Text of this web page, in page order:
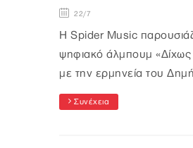
22/7
Η Spider Music
ψηφιακό άλμπουμ
με την ερμηνεία του
Συνέχεια